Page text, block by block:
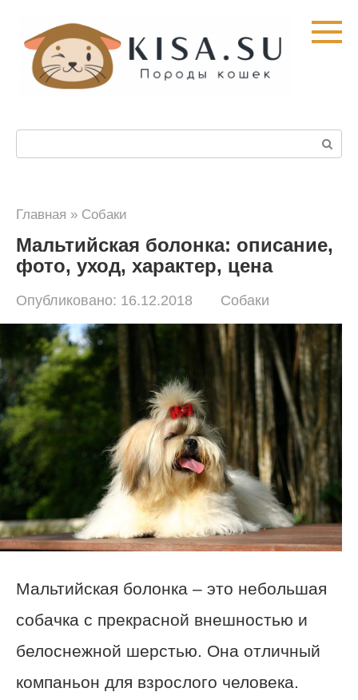
контенту
Главная » Собаки
Мальтийская болонка: описание,
фото, уход, характер, цена
Опубликовано: 16.12.2018 Собаки
Мальтийская болонка – это небольшая
собачка с прекрасной внешностью и
белоснежной шерстью. Она отличный
компаньон для взрослого человека.